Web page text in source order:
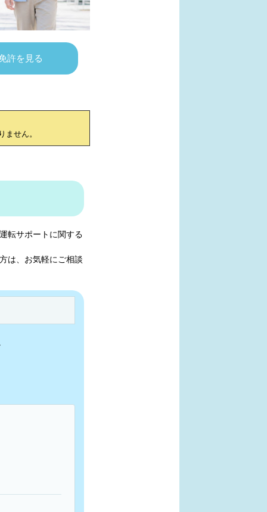
許を見る
せん。
転サポートに関する
は、お気軽にご相談